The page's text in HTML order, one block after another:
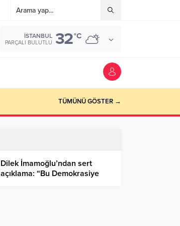
İSTANBUL
PARÇALI BULUTLU 32°C
TÜMÜNÜ GÖSTER →
Dilek İmamoğlu’ndan sert
açıklama: “Bu Demokrasiye